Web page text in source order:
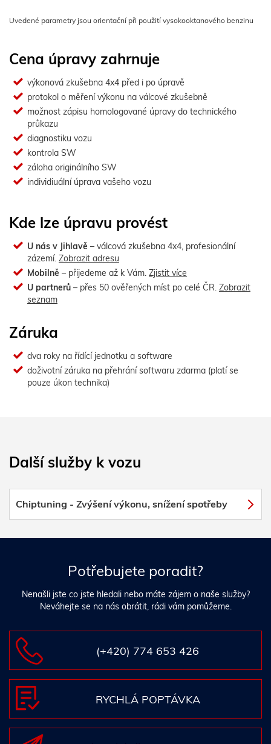
Uvedené parametry jsou orientační při použití vysokooktanového benzinu
Cena úpravy zahrnuje
výkonová zkušebna 4x4 před i po úpravě
protokol o měření výkonu na válcové zkušebně
možnost zápisu homologované úpravy do technického
průkazu
diagnostiku vozu
kontrola SW
záloha originálního SW
individiuální úprava vašeho vozu
Kde lze úpravu provést
U nás v Jihlavě – válcová zkušebna 4x4, profesionální
zázemí. Zobrazit adresu
Mobilně – přijedeme až k Vám. Zjistit více
U partnerů – přes 50 ověřených míst po celé ČR. Zobrazit
seznam
Záruka
dva roky na řídící jednotku a software
doživotní záruka na přehrání softwaru zdarma (platí se
pouze úkon technika)
Další služby k vozu
Chiptuning - Zvýšení výkonu, snížení spotřeby
Potřebujete poradit?
Nenašli jste co jste hledali nebo máte zájem o naše služby?
Neváhejte se na nás obrátit, rádi vám pomůžeme.
(+420) 774 653 426
RYCHLÁ POPTÁVKA